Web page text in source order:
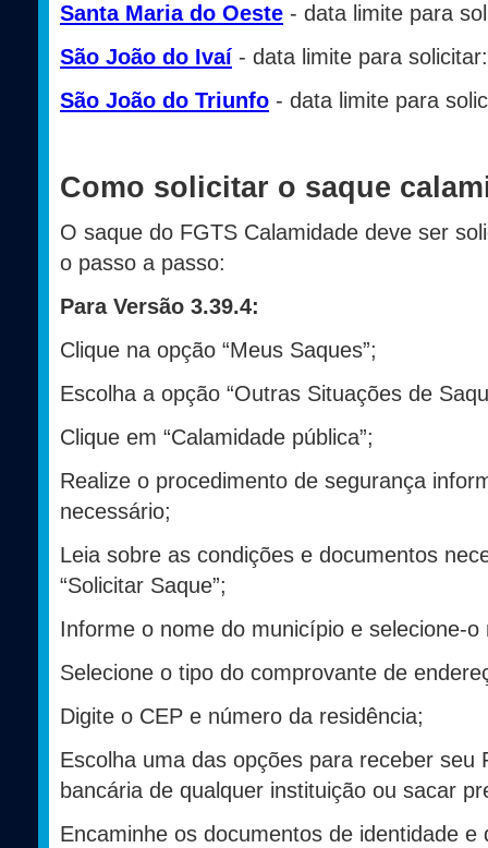
Santa Maria do Oeste - data limite para
São João do Ivaí - data limite para
São João do Triunfo - data limite para
Como solicitar o saque
O saque do FGTS Calamidade deve ser
o passo a passo:
Para Versão 3.39.4:
Clique na opção “Meus Saques”;
Escolha a opção “Outras Situações de
Clique em “Calamidade pública”;
Realize o procedimento de segurança
necessário;
Leia sobre as condições e documentos
“Solicitar Saque”;
Informe o nome do município e selecione-o
Selecione o tipo do comprovante de
Digite o CEP e número da residência;
Escolha uma das opções para receber seu
bancária de qualquer instituição ou sacar
Encaminhe os documentos de identidade